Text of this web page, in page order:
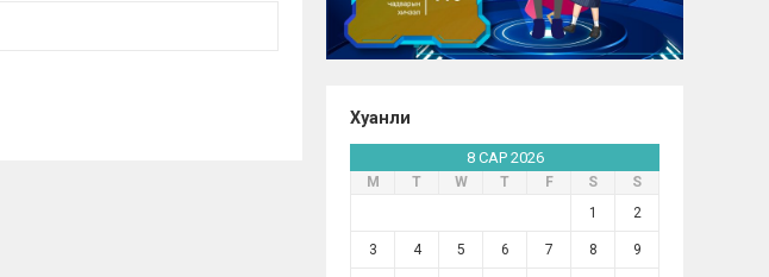
Хуанли
8 САР 2026
М Т W Т F S
S
1
2
3 4 5 6 7 8 9